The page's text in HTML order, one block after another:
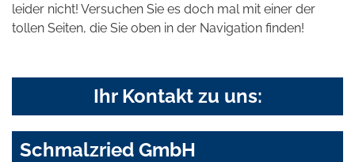
leider nicht! Versuchen Sie es doch mal mit einer der
tollen Seiten, die Sie oben in der Navigation finden!
Ihr Kontakt zu uns:
Schmalzried GmbH